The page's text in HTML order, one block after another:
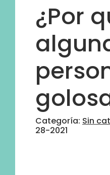
¿Por
Categoría: Sin
28-2021